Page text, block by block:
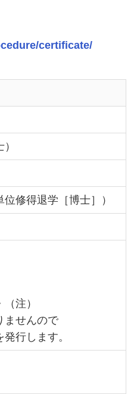
certificate/
修得退学［博士］）
注）
ませんので
行します。